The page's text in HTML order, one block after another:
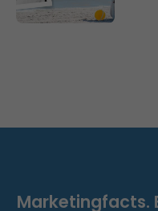
Marketingfacts.